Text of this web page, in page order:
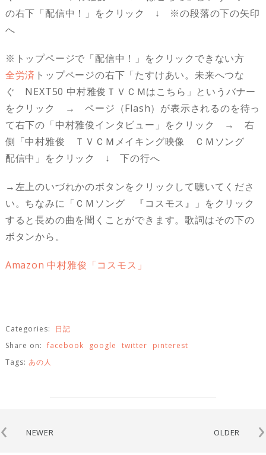
の右下「配信中！
」をクリック ↓ ※の段落の下の矢印
へ
※トップページで「配信中！」をクリックできない方
全労済 トップページの右下「たすけあい。未来へつな
ぐ NEXT50 中村雅俊ＴＶＣＭはこちら」というバナー
をクリック → ページ（Flash）が表示されるのを待っ
て右下の「中村雅俊インタビュー」をクリック → 右
側「中村雅俊 ＴＶＣＭメイキング映像 ＣＭソング
配信中」をクリック ↓ 下の行へ
→左上のいづれかのボタンをクリックして聴いてくださ
い。ちなみに「ＣＭソング 『コスモス』」をクリック
すると長めの曲を聞くことができます。歌詞はその下の
ボタンから。
Amazon 中村雅俊「コスモス」
Categories:
日記
Share on: facebook google twitter
pinterest
Tags: あの人
‹ NEWER OLDER ›